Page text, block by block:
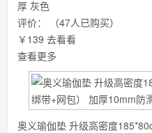
厚 灰色
评价：
（47人已购买）
￥139 去看看
查看更多
奥义瑜伽垫 升级高密度